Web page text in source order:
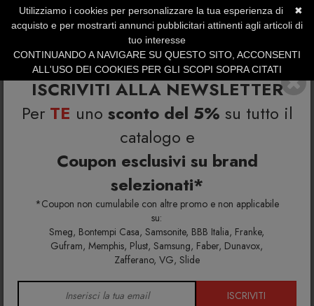
ISCRIVITI ALLA NEWSLETTER
Per TE uno sconto del 5% su tutto il
catalogo e
Coupon esclusivi su brand
selezionati*
*Coupon non cumulabile con altre promo e non applicabile
su:
Smeg, Bontempi Casa, Samsonite, BBB Italia, Franke,
Gufram, Memphis, Plust, Samsung, Faber, Dunavox,
Zafferano, VG, Slide
ISCRIVITI
SERVIZIO CLIENTI +39.0773.470.562
SUMMER SALES | Fino al 31 Agosto
Richiedi info e un'offerta personalizzata per te
Modulo terminale sx Cannolè
Richiedi maggiori info e la tua
offerta personalizzata per
Modulo terminale sx Cannolè
informazioni su colori, materiali e disponibilità.
✖
Utilizziamo i cookies per personalizzare la tua esperienza di
acquisto e per mostrarti annunci pubblicitari attinenti agli articoli di
tuo interesse
CONTINUANDO A NAVIGARE SU QUESTO SITO, ACCONSENTI
ALL'USO DEI COOKIES PER GLI SCOPI SOPRA CITATI